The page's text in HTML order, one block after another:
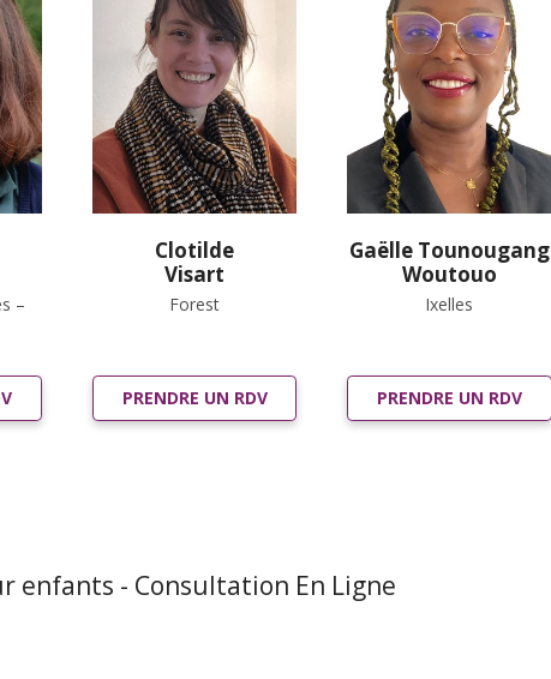
–
Clotilde
Visart
Forest
PRENDRE UN RDV
Gaëlle Tounougang
Woutouo
Ixelles
PRENDRE UN RDV
enfants - Consultation En Ligne